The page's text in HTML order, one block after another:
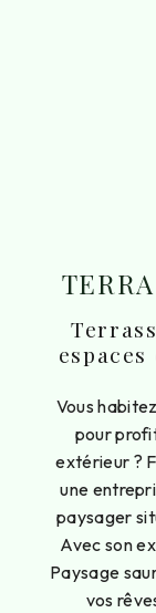
Vous
pour
extérieur ?
une
paysager
Avec son
Paysage
vos